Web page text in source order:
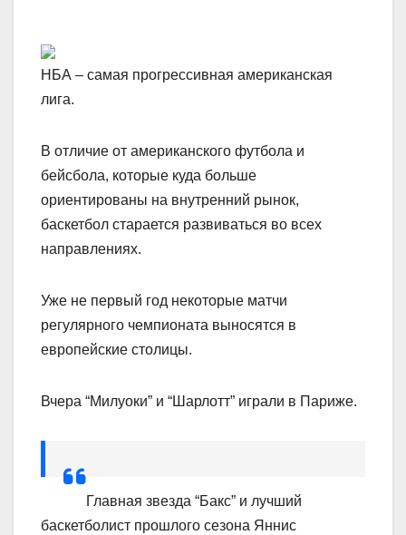
НБА – самая прогрессивная американская
лига.
В отличие от американского футбола и
бейсбола, которые куда больше
ориентированы на внутренний рынок,
баскетбол старается развиваться во всех
направлениях.
Уже не первый год некоторые матчи
регулярного чемпионата выносятся в
европейские столицы.
Вчера “Милуоки” и “Шарлотт” играли в Париже.
Главная звезда “Бакс” и лучший
баскетболист прошлого сезона Яннис